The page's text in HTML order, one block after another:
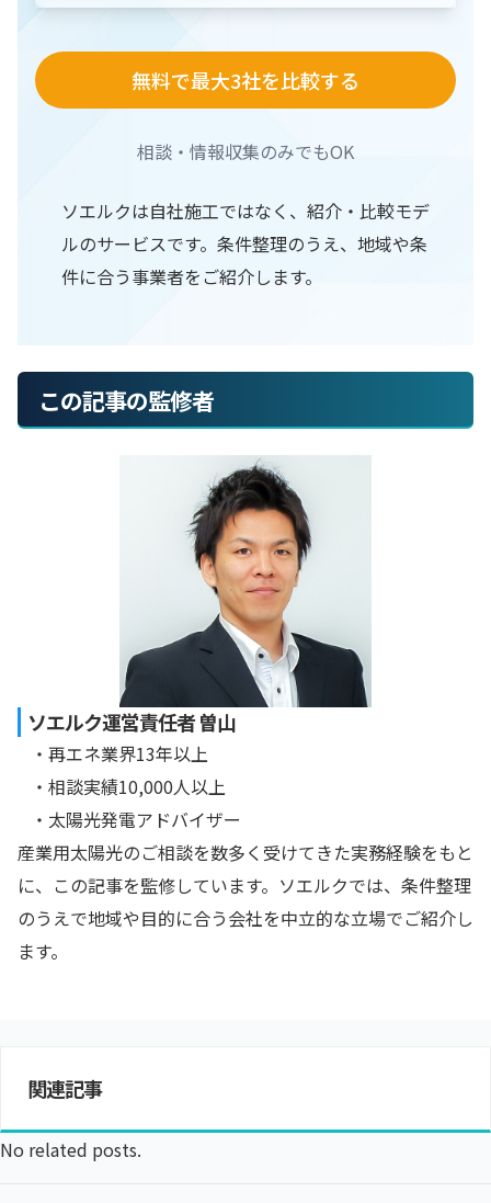
無料で最大3社を比較する
相談・情報収集のみでもOK
ソエルクは自社施工ではなく、紹介・比較モデ
ルのサービスです。条件整理のうえ、地域や条
件に合う事業者をご紹介します。
この記事の監修者
ソエルク運営責任者 曽山
・再エネ業界13年以上
・相談実績10,000人以上
・太陽光発電アドバイザー
産業用太陽光のご相談を数多く受けてきた実務経験をもと
に、この記事を監修しています。ソエルクでは、条件整理
のうえで地域や目的に合う会社を中立的な立場でご紹介し
ます。
関連記事
No related posts.